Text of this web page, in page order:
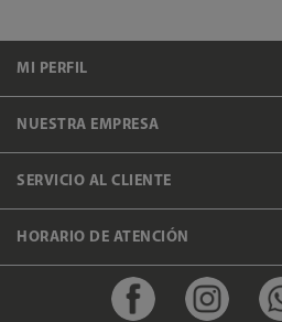
MI PERFIL
NUESTRA EMPRESA
SERVICIO AL CLIENTE
HORARIO DE ATENCIÓN